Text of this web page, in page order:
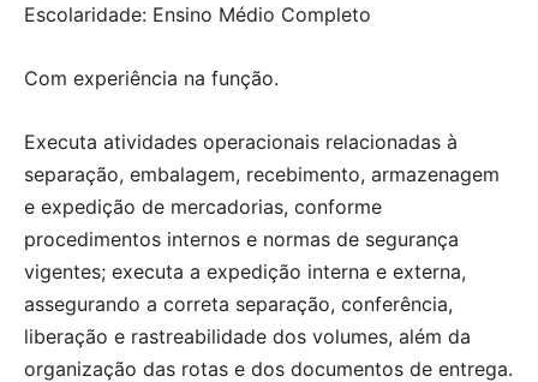
Escolaridade: Ensino Médio Completo
Com experiência na função.
Executa atividades operacionais relacionadas à
separação, embalagem, recebimento, armazenagem
e expedição de mercadorias, conforme
procedimentos internos e normas de segurança
vigentes; executa a expedição interna e externa,
assegurando a correta separação, conferência,
liberação e rastreabilidade dos volumes, além da
organização das rotas e dos documentos de entrega.